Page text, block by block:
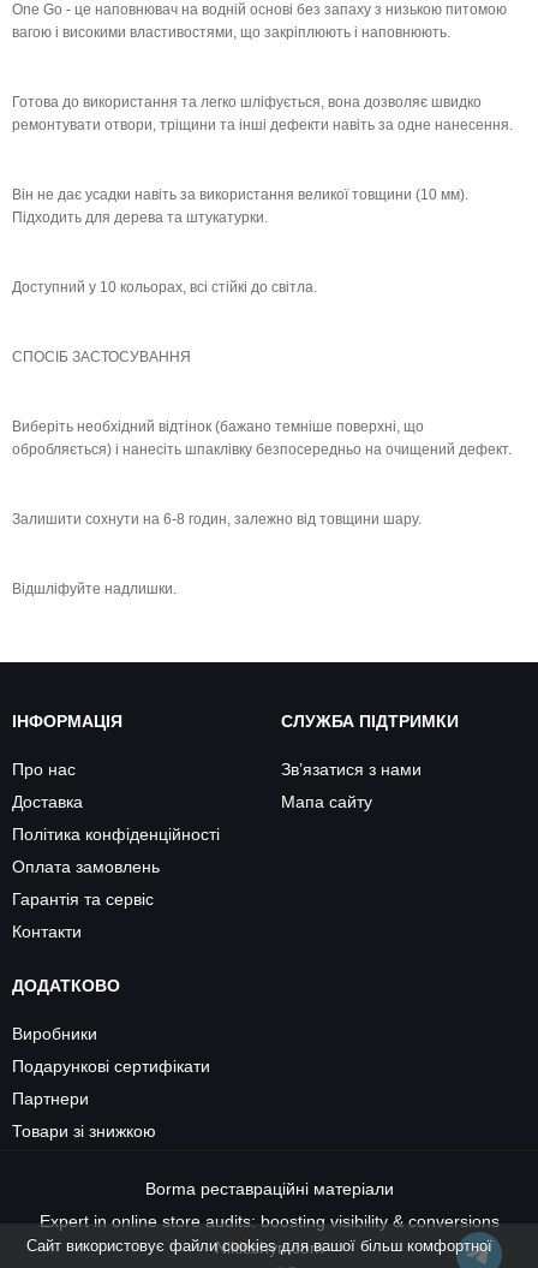
One Go - це наповнювач на водній основі без запаху з низькою питомою
вагою і високими властивостями, що закріплюють і наповнюють.
Готова до використання та легко шліфується, вона дозволяє швидко
ремонтувати отвори, тріщини та інші дефекти навіть за одне нанесення.
Він не дає усадки навіть за використання великої товщини (10 мм).
Підходить для дерева та штукатурки.
Доступний у 10 кольорах, всі стійкі до світла.
СПОСІБ ЗАСТОСУВАННЯ
Виберіть необхідний відтінок (бажано темніше поверхні, що
обробляється) і нанесіть шпаклівку безпосередньо на очищений дефект.
Залишити сохнути на 6-8 годин, залежно від товщини шару.
Відшліфуйте надлишки.
ІНФОРМАЦІЯ
Про нас
Доставка
Політика конфіденційності
Оплата замовлень
Гарантія та сервіс
Контакти
СЛУЖБА ПІДТРИМКИ
Зв’язатися з нами
Мапа сайту
ДОДАТКОВО
Виробники
Подарункові сертифікати
Партнери
Товари зі знижкою
Borma реставраційні матеріали
Expert in online store audits: boosting visibility & conversions
Nikitishyn.com
Cайт використовує файли cookies для вашої більш комфортної